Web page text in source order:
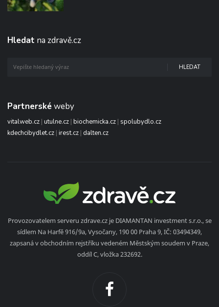
Hledat na zdravě.cz
HLEDAT
Partnerské weby
vitalweb.cz | utulne.cz | biochemicka.cz | spolubydlo.cz
kdechcibydlet.cz | irest.cz | dalten.cz
Provozovatelem serveru zdrave.cz je DIAMANTAN investment s.r.o., se
sídlem Na Harfě 916/9a, Vysočany, 190 00 Praha 9, IČ: 03494349,
zapsaná v obchodním rejstříku vedeném Městským soudem v Praze,
oddíl C, vložka 232692.